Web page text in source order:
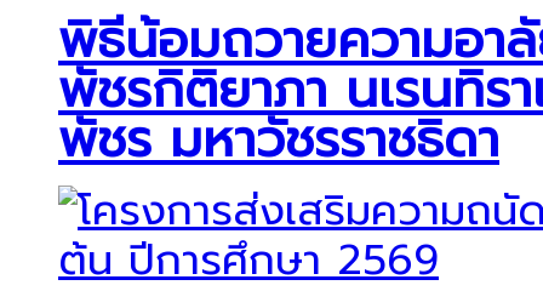
พิธีน้อมถวายความอาลั
พัชรกิติยาภา นเรนทิร
พัชร มหาวัชรราชธิดา